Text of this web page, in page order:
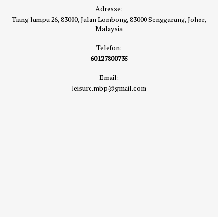
Adresse:
Tiang lampu 26, 83000, Jalan Lombong, 83000 Senggarang, Johor,
Malaysia
Telefon:
60127800735
Email:
leisure.mbp@gmail.com